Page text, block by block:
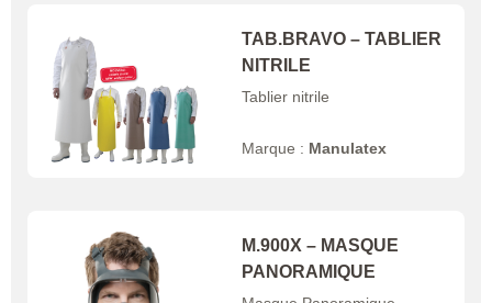
TAB.BRAVO – TABLIER
NITRILE
Tablier nitrile
Marque : Manulatex
M.900X – MASQUE
PANORAMIQUE